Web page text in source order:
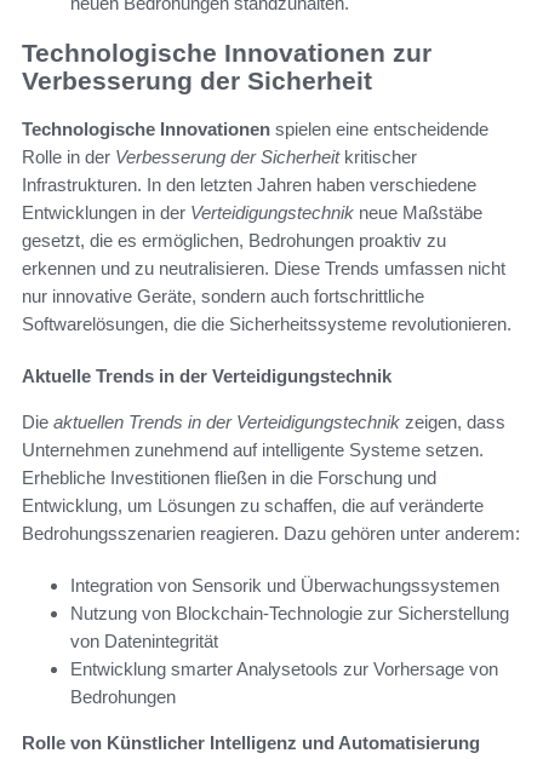
Technologische Innovationen zur
Verbesserung der Sicherheit
Technologische Innovationen spielen eine entscheidende
Rolle in der Verbesserung der Sicherheitkritischer
Infrastrukturen. In den letzten Jahren haben verschiedene
Entwicklungen in der Verteidigungstechnik neue Maßstäbe
gesetzt, die es ermöglichen, Bedrohungen proaktiv zu
erkennen und zu neutralisieren. Diese Trends umfassen nicht
nur innovative Geräte, sondern auch fortschrittliche
Softwarelösungen, die die Sicherheitssysteme revolutionieren.
Aktuelle Trends in der Verteidigungstechnik
Die aktuellen Trends in der Verteidigungstechnik zeigen, dass
Unternehmen zunehmend auf intelligente Systeme setzen.
Erhebliche Investitionen fließen in die Forschung und
Entwicklung, um Lösungen zu schaffen, die auf veränderte
Bedrohungsszenarien reagieren. Dazu gehören unter anderem:
Integration von Sensorik und Überwachungssystemen
Nutzung von Blockchain-Technologie zur Sicherstellung
von Datenintegrität
Entwicklung smarter Analysetools zur Vorhersage von
Bedrohungen
Rolle von Künstlicher Intelligenz und Automatisierung